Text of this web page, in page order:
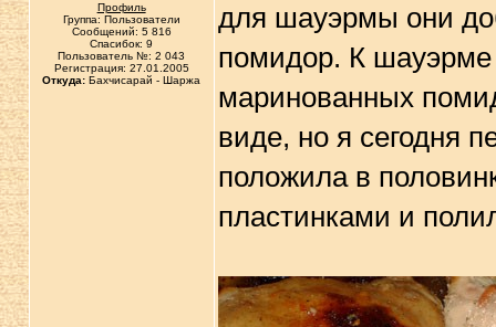
Профиль
Группа: Пользователи
Сообщений: 5 816
Спасибок: 9
Пользователь №: 2 043
Регистрация: 27.01.2005
Откуда: Бахчисарай - Шаржа
для шауэрмы они
помидор. К шауэрме
маринованных
виде, но я сегодня
положила в
пластинками и